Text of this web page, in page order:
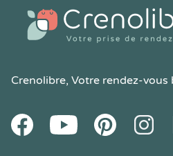
Crenolibre, Votre rendez-vous
FacebookYoutube Pintereset